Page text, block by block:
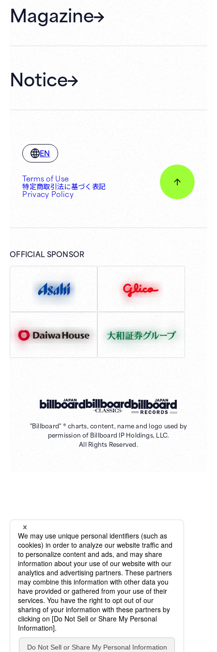
Gift Cards
Membership
Hall Rental
Magazine
Notice
EN
Terms of Use
特定商取引法に基づく表記
Privacy Policy
OFFICIAL SPONSOR
"Billboard" ® charts, content, name and logo used by
permission of Billboard IP Holdings, LLC.
All Rights Reserved.